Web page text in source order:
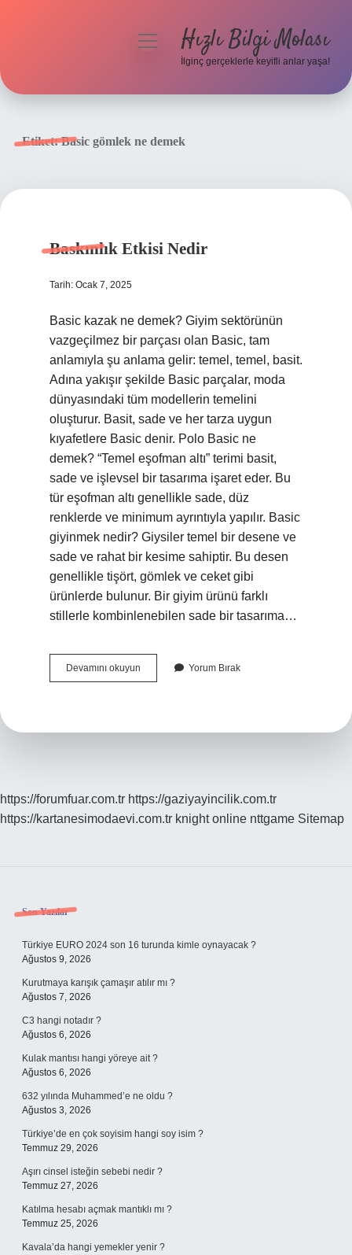
menüyüHızlı Bilgi Molası
İlginç gerçeklerle keyifli anlar yaşa!
Etiket:Basic gömlek ne demek
Baskınlık Etkisi Nedir
Tarih: Ocak 7, 2025
Basic kazak ne demek? Giyim sektörünün
vazgeçilmez bir parçası olan Basic, tam
anlamıyla şu anlama gelir: temel, temel, basit.
Adına yakışır şekilde Basic parçalar, moda
dünyasındaki tüm modellerin temelini
oluşturur. Basit, sade ve her tarza uygun
kıyafetlere Basic denir. Polo Basic ne
demek? “Temel eşofman altı” terimi basit,
sade ve işlevsel bir tasarıma işaret eder. Bu
tür eşofman altı genellikle sade, düz
renklerde ve minimum ayrıntıyla yapılır. Basic
giyinmek nedir? Giysiler temel bir desene ve
sade ve rahat bir kesime sahiptir. Bu desen
genellikle tişört, gömlek ve ceket gibi
ürünlerde bulunur. Bir giyim ürünü farklı
stillerle kombinlenebilen sade bir tasarıma…
Devamını okuyun Baskınlık
Etkisi
Yorum Bırak
https://forumfuar.com.tr https://gaziyayincilik.com.tr
https://kartanesimodaevi.com.tr knight online nttgame Sitemap
Sidebar
Son Yazılar
Türkiye EURO 2024 son 16 turunda kimle oynayacak ?
Ağustos 9, 2026
Kurutmaya karışık çamaşır atılır mı ?
Ağustos 7, 2026
C3 hangi notadır ?
Ağustos 6, 2026
Kulak mantısı hangi yöreye ait ?
Ağustos 6, 2026
632 yılında Muhammed’e ne oldu ?
Ağustos 3, 2026
Türkiye’de en çok soyisim hangi soy isim ?
Temmuz 29, 2026
Aşırı cinsel isteğin sebebi nedir ?
Temmuz 27, 2026
Katılma hesabı açmak mantıklı mı ?
Temmuz 25, 2026
Kavala’da hangi yemekler yenir ?